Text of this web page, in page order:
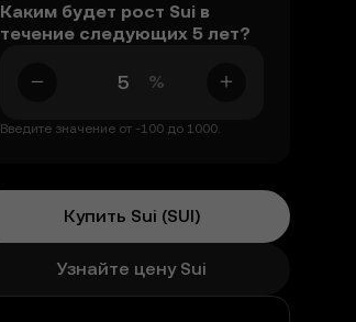
Каким будет рост Sui в
течение следующих 5 лет?
%
Введите значение от -100 до 1000.
Купить Sui (SUI)
Узнайте цену Sui